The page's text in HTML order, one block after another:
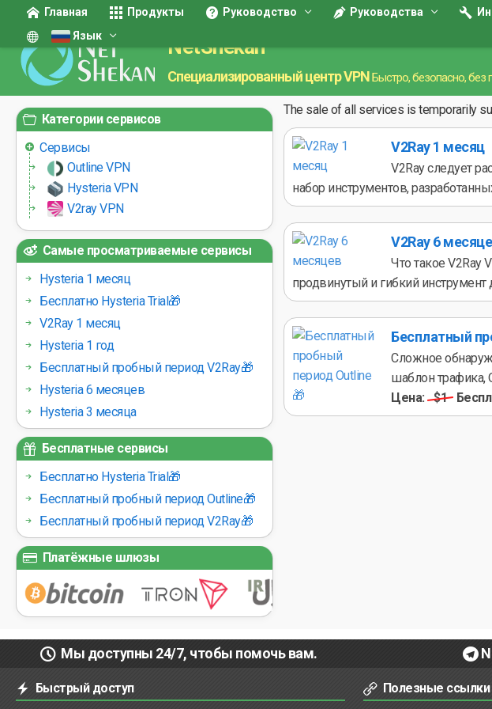
Главная Продукты Руководство Руководства
Язык
NetShekan
Специализированный центр VPNБыстро, безопасно, без
The sale of all services is temporarily
V2Ray 1 месяц
V2Ray следует
набор инструментов,
V2Ray 6
Что такое V2Ray
продвинутый и гибкий инструмент
Бесплатный
Сложное
шаблон трафика,
Цена: $1
Категории сервисов
Сервисы
Outline VPN
Hysteria VPN
V2ray VPN
Самые просматриваемые сервисы
Hysteria 1 месяц
Бесплатно Hysteria Trial🎁
V2Ray 1 месяц
Hysteria 1 год
Бесплатный пробный период V2Ray🎁
Hysteria 6 месяцев
Hysteria 3 месяца
Бесплатные сервисы
Бесплатно Hysteria Trial🎁
Бесплатный пробный период Outline🎁
Бесплатный пробный период V2Ray🎁
Платёжные шлюзы
Мы доступны 24/7, чтобы помочь вам.
Быстрый доступ Полезные ссылки